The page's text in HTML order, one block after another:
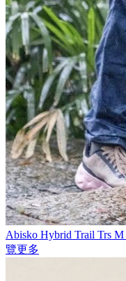
Abisko Hybrid Trail Trs M
覽更多